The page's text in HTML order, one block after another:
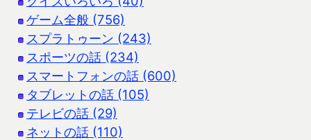
ゲーム全般 (756)
スプラトゥーン (243)
スポーツの話 (234)
スマートフォンの話 (600)
タブレットの話 (105)
テレビの話 (29)
ネットの話 (110)